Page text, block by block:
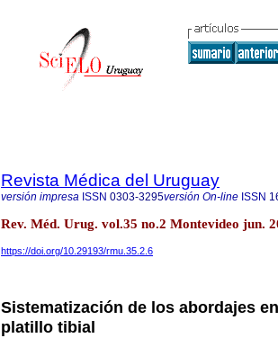
Revista Médica del Uruguay
versión impresa ISSN 0303-3295versión On-line ISSN
Rev. Méd. Urug. vol.35 no.2 Montevideo jun.
https://doi.org/10.29193/rmu.35.2.6
Sistematización de los abordajes
platillo tibial